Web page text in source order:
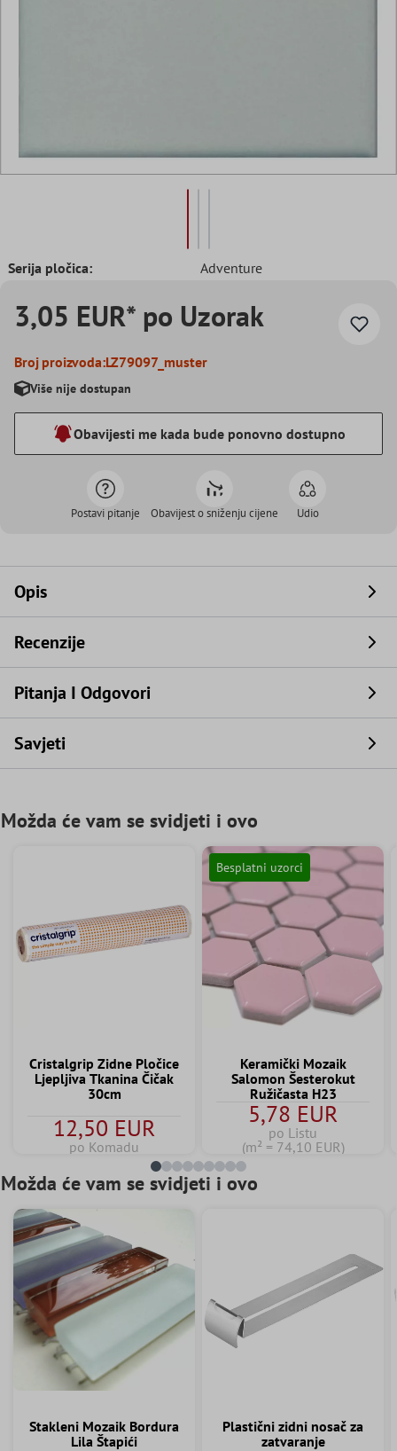
Serija pločica: Adventure
3,05 EUR* po Uzorak
Broj proizvoda:LZ79097_muster
Više nije dostupan
Obavijesti me kada bude ponovno dostupno
Postavi pitanje Obavijest o sniženju cijene Udio
Opis
Recenzije
Pitanja I Odgovori
Savjeti
Možda će vam se svidjeti i ovo
Cristalgrip Zidne Pločice
Ljepljiva Tkanina Čičak
30cm
12,50 EUR
po Komadu
Besplatni uzorci
Keramički Mozaik
Salomon Šesterokut
Ružičasta H23
5,78 EUR
po Listu
(m² = 74,10 EUR)
Možda će vam se svidjeti i ovo
Stakleni Mozaik Bordura
Lila Štapići
Plastični zidni nosač za
zatvaranje